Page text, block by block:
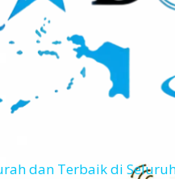
dan Terbaik di